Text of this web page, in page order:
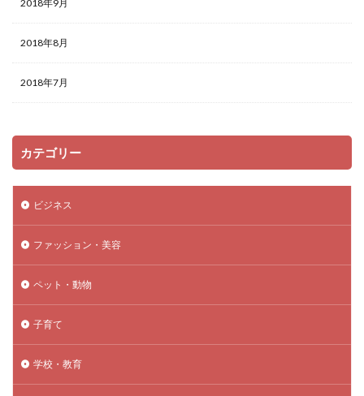
2018年9月
2018年8月
2018年7月
カテゴリー
ビジネス
ファッション・美容
ペット・動物
子育て
学校・教育